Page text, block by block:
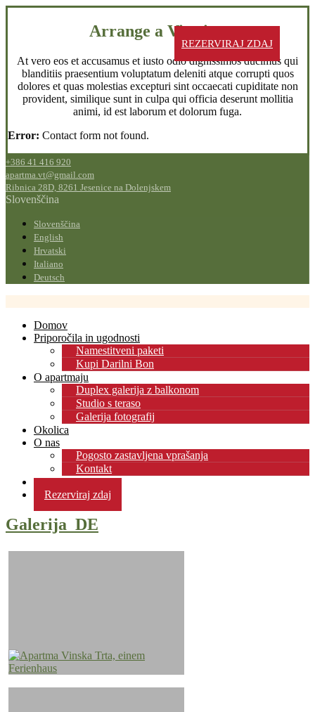
Arrange a Viewing
At vero eos et accusamus et iusto odio dignissimos ducimus qui
blanditiis praesentium voluptatum deleniti atque corrupti quos
dolores et quas molestias excepturi sint occaecati cupiditate non
provident, similique sunt in culpa qui officia deserunt mollitia
animi, id est laborum et dolorum fuga.
Error: Contact form not found.
+386 41 416 920
apartma.vt@gmail.com
Ribnica 28D, 8261 Jesenice na Dolenjskem
Slovenščina
Slovenščina
English
Hrvatski
Italiano
Deutsch
Domov
Priporočila in ugodnosti
Namestitveni paketi
Kupi Darilni Bon
O apartmaju
Duplex galerija z balkonom
Studio s teraso
Galerija fotografij
Okolica
O nas
Pogosto zastavljena vprašanja
Kontakt
Blog
Rezerviraj zdaj
REZERVIRAJ ZDAJ
Galerija_DE